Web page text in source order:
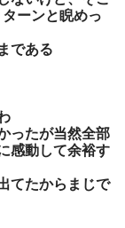
ーンと睨めっ
である
ったが当然全部
感動して余裕す
てたからまじで